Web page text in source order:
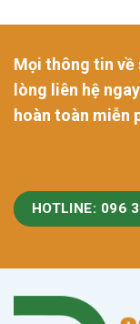
Mọi thông tin về
lòng liên hệ
hoàn toàn miễn
HOTLINE: 096